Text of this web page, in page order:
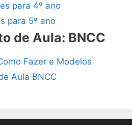
para 4º ano
para 5º ano
de Aula: BNCC
Fazer e Modelos
Aula BNCC